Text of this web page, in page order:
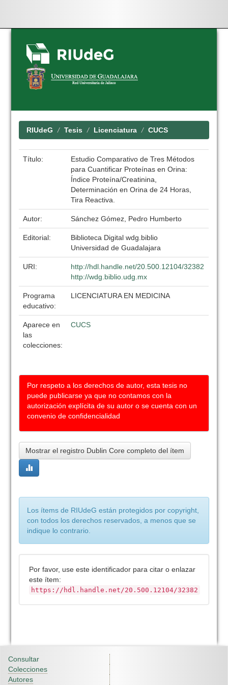
Skip
navigation
RIUdeG Tesis Licenciatura CUCS
Título:
Estudio Comparativo de Tres Métodos
para Cuantificar Proteínas en Orina:
Índice Proteína/Creatinina,
Determinación en Orina de 24 Horas,
Tira Reactiva.
Autor: Sánchez Gómez, Pedro Humberto
Editorial:
Biblioteca Digital wdg.biblio
Universidad de Guadalajara
URI:
http://hdl.handle.net/20.500.12104/32382
http://wdg.biblio.udg.mx
Programa
educativo:
LICENCIATURA EN MEDICINA
Aparece en
las
colecciones:
CUCS
Por respeto a los derechos de autor, esta tesis no
puede publicarse ya que no contamos con la
autorización explícita de su autor o se cuenta con un
convenio de confidencialidad
Mostrar el registro Dublin Core completo del ítem
Los ítems de RIUdeG están protegidos por copyright,
con todos los derechos reservados, a menos que se
indique lo contrario.
Por favor, use este identificador para citar o enlazar
este ítem:
https://hdl.handle.net/20.500.12104/32382
Consultar
Colecciones
Autores